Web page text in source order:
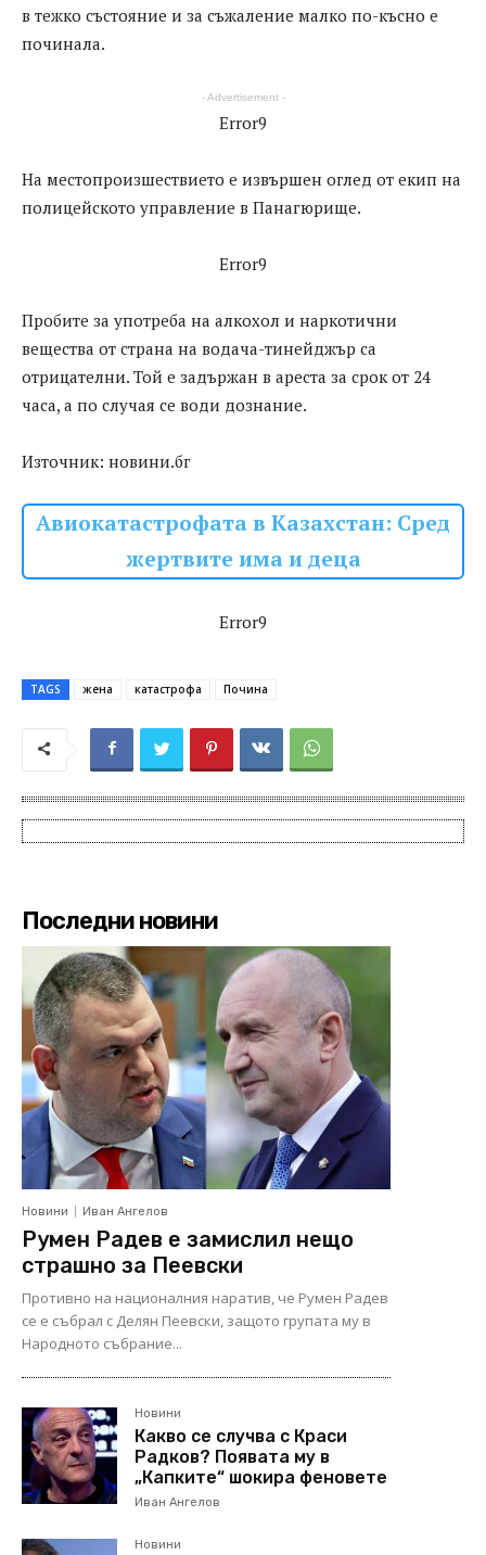
в тежко състояние и за съжаление малко по-късно е
починала.
- Advertisement -
Error9
На местопроизшествието е извършен оглед от екип на
полицейското управление в Панагюрище.
Error9
Пробите за употреба на алкохол и наркотични
вещества от страна на водача-тинейджър са
отрицателни. Той е задържан в ареста за срок от 24
часа, а по случая се води дознание.
Източник: новини.бг
Авиокатастрофата в Казахстан: Сред
жертвите има и деца
Error9
TAGS жена катастрофа Почина
Последни новини
Новини Иван Ангелов
Румен Радев е замислил нещо
страшно за Пеевски
Противно на националния наратив, че Румен Радев
се е събрал с Делян Пеевски, защото групата му в
Народното събрание...
Новини
Какво се случва с Краси
Радков? Появата му в
„Капките“ шокира феновете
Иван Ангелов
Новини